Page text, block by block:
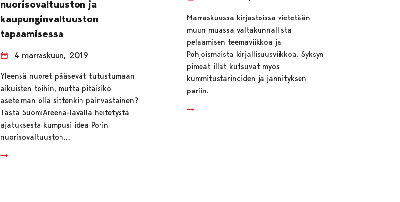
nuorisovaltuuston ja
kaupunginvaltuuston
tapaamisessa
4 marraskuun, 2019
Yleensä nuoret pääsevät tutustumaan
aikuisten töihin, mutta pitäisikö
asetelman olla sittenkin päinvastainen?
Tästä SuomiAreena-lavalla heitetystä
ajatuksesta kumpusi idea Porin
nuorisovaltuuston…
Marraskuussa kirjastoissa vietetään
muun muassa valtakunnallista
pelaamisen teemaviikkoa ja
Pohjoismaista kirjallisuusviikkoa. Syksyn
pimeät illat kutsuvat myös
kummitustarinoiden ja jännityksen
pariin.